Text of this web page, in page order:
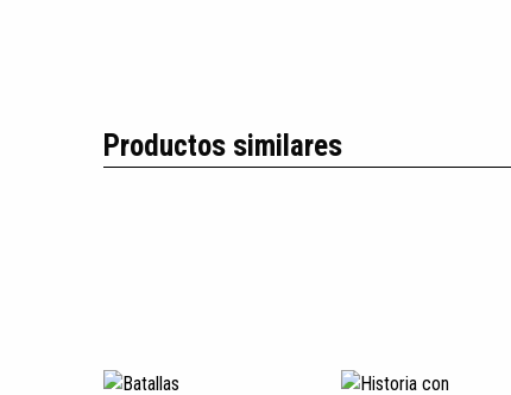
Productos similares